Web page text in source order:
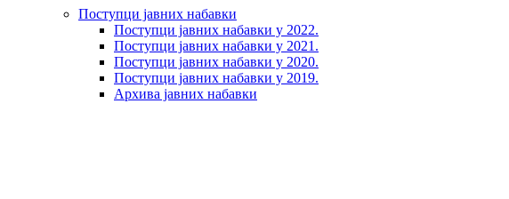
Поступци јавних набавки
Поступци јавних набавки у 2022.
Поступци јавних набавки у 2021.
Поступци јавних набавки у 2020.
Поступци јавних набавки у 2019.
Архива јавних набавки